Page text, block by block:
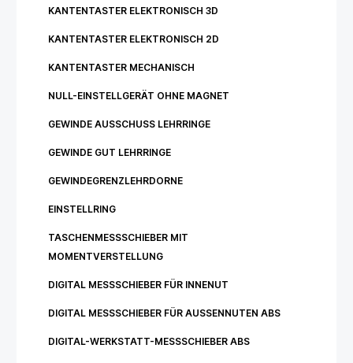
KANTENTASTER ELEKTRONISCH 3D
KANTENTASTER ELEKTRONISCH 2D
KANTENTASTER MECHANISCH
NULL-EINSTELLGERÄT OHNE MAGNET
GEWINDE AUSSCHUSS LEHRRINGE
GEWINDE GUT LEHRRINGE
GEWINDEGRENZLEHRDORNE
EINSTELLRING
TASCHENMESSSCHIEBER MIT
MOMENTVERSTELLUNG
DIGITAL MESSSCHIEBER FÜR INNENUT
DIGITAL MESSSCHIEBER FÜR AUSSENNUTEN ABS
DIGITAL-WERKSTATT-MESSSCHIEBER ABS